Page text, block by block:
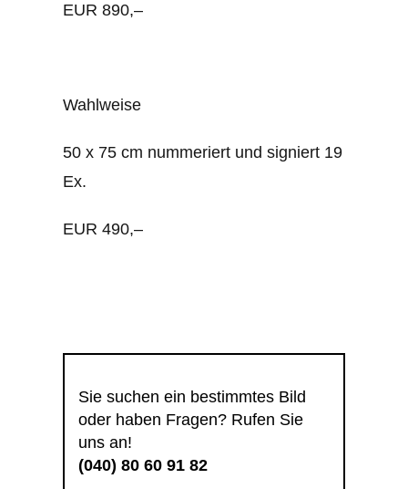
EUR 890,–
Wahlweise
50 x 75 cm nummeriert und signiert 19
Ex.
EUR 490,–
Sie suchen ein bestimmtes Bild
oder haben Fragen? Rufen Sie
uns an!
(040) 80 60 91 82